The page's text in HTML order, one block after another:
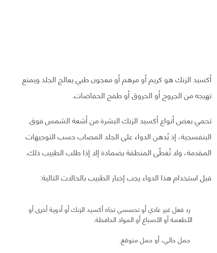
أكسيد الزنك هو كريم أو مرهم أو معجون طبي يعالج الجلد ويمنع
تهيجه من الجروح أو الحروق أو طفح الحفاضات.
تحمي بعض أنواع أكسيد الزنك البشرة من أشعة الشمس فوق
البنفسجية، إذ يُدهن الدواء على الجلد المصاب حسب التوجيهات
المقدمة، ولا تُغطّى المنطقة بضمادة إلا إذا طلب الطبيب ذلك.
قبل استخدام هذا الدواء يجب إخبار الطبيب بالحالات التالية:
رد فعل غير عادي أو تحسسي تجاه أكسيد الزنك أو أدوية أخرى أو
الأطعمة أو الأصباغ أو المواد الحافظة.
حمل حالي، أو حمل متوقع.